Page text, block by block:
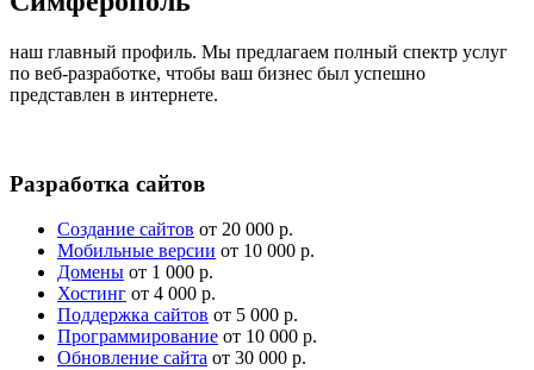
наш главный профиль. Мы предлагаем полный спектр услуг
по веб-разработке, чтобы ваш бизнес был успешно
представлен в интернете.
Разработка сайтов
Создание сайтов от 20 000 р.
Мобильные версии от 10 000 р.
Домены от 1 000 р.
Хостинг от 4 000 р.
Поддержка сайтов от 5 000 р.
Программирование от 10 000 р.
Обновление сайта от 30 000 р.